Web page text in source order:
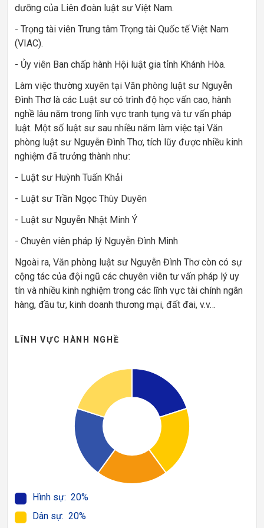
dưỡng của Liên đoàn luật sư Việt Nam.
- Trọng tài viên Trung tâm Trọng tài Quốc tế Việt Nam
(VIAC).
- Ủy viên Ban chấp hành Hội luật gia tỉnh Khánh Hòa.
Làm việc thường xuyên tại Văn phòng luật sư Nguyễn
Đình Thơ là các Luật sư có trình độ học vấn cao, hành
nghề lâu năm trong lĩnh vực tranh tụng và tư vấn pháp
luật. Một số luật sư sau nhiều năm làm việc tại Văn
phòng luật sư Nguyễn Đình Thơ, tích lũy được nhiều kinh
nghiệm đã trưởng thành như:
- Luật sư Huỳnh Tuấn Khải
- Luật sư Trần Ngọc Thùy Duyên
- Luật sư Nguyễn Nhật Minh Ý
- Chuyên viên pháp lý Nguyễn Đình Minh
Ngoài ra, Văn phòng luật sư Nguyễn Đình Thơ còn có sự
cộng tác của đội ngũ các chuyên viên tư vấn pháp lý uy
tín và nhiều kinh nghiệm trong các lĩnh vực tài chính ngân
hàng, đầu tư, kinh doanh thương mại, đất đai, v.v…
LĨNH VỰC HÀNH NGHỀ
Hình sự: 20%
Dân sự: 20%